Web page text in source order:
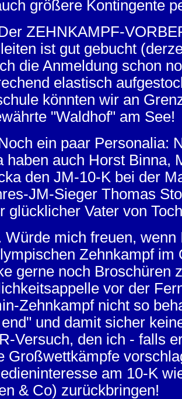
größere Kontingente
ZEHNKAMPF-
ist gut gebucht
die Anmeldung schon
elastisch
könnten wir an
"Waldhof" am See!
ein paar Personalia:
haben auch Horst Binna,
den JM-10-K bei der
JM-Sieger Thomas
glücklicher Vater von
Würde mich freuen,
Zehnkampf
gerne noch Broschüren
vor der
Zehnkampf nicht so
und damit sicher
Versuch, den ich - falls
Großwettkämpfe
am 10-K
& Co) zurückbringen!